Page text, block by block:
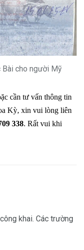
cho người Mỹ
cần tư vấn thông tin
Kỳ, xin vui lòng liên
338. Rất vui khi
khai. Các trường